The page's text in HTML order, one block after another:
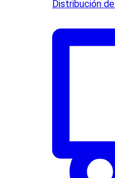
Distribución